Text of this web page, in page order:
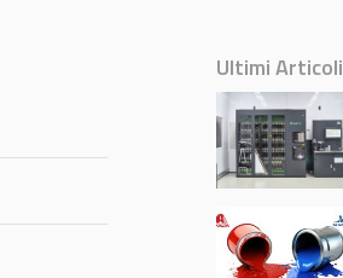
Ultimi Articoli